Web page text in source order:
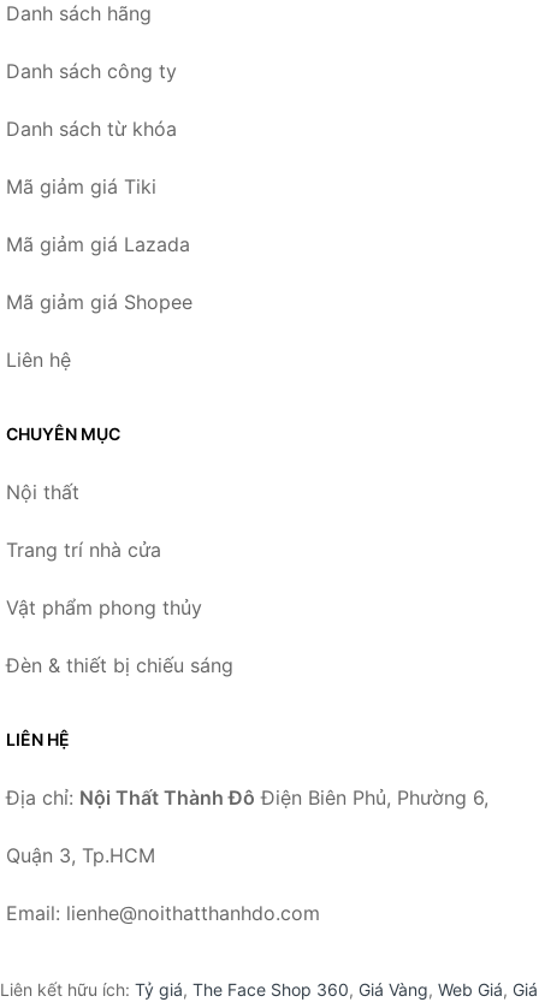
Danh sách hãng
Danh sách công ty
Danh sách từ khóa
Mã giảm giá Tiki
Mã giảm giá Lazada
Mã giảm giá Shopee
Liên hệ
CHUYÊN MỤC
Nội thất
Trang trí nhà cửa
Vật phẩm phong thủy
Đèn & thiết bị chiếu sáng
LIÊN HỆ
Địa chỉ: Nội Thất Thành Đô Điện Biên Phủ, Phường 6,
Quận 3, Tp.HCM
Email: lienhe@noithatthanhdo.com
Liên kết hữu ích: Tỷ giá, The Face Shop 360, Giá Vàng, Web Giá, Giá